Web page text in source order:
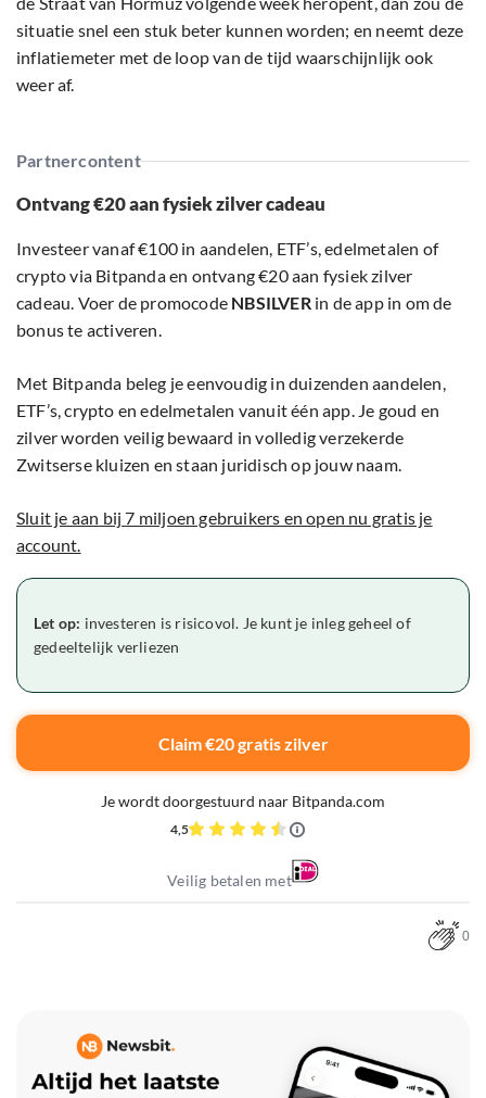
situatie snel een stuk beter kunnen worden; en neemt deze
inflatiemeter met de loop van de tijd waarschijnlijk ook
weer af.
Partnercontent
Ontvang €20 aan fysiek zilver cadeau
Investeer vanaf €100 in aandelen, ETF’s, edelmetalen of
crypto via Bitpanda en ontvang €20 aan fysiek zilver
cadeau. Voer de promocode NBSILVERin de app in om de
bonus te activeren.
Met Bitpanda beleg je eenvoudig in duizenden aandelen,
ETF’s, crypto en edelmetalen vanuit één app. Je goud en
zilver worden veilig bewaard in volledig verzekerde
Zwitserse kluizen en staan juridisch op jouw naam.
Sluit je aan bij 7 miljoen gebruikers en open nu gratis je
account.
Let op: investeren is risicovol. Je kunt je inleg geheel of
gedeeltelijk verliezen
Claim €20 gratis zilver
Je wordt doorgestuurd naar Bitpanda.com
4,5
Veilig betalen met
0